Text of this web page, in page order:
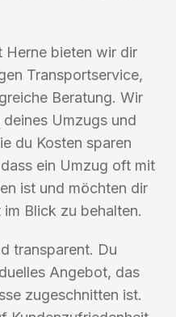
Herne bieten wir dir
Transportservice,
Beratung. Wir
Umzugs und
du Kosten sparen
ein Umzug oft mit
ist und möchten dir
Blick zu behalten.
transparent. Du
Angebot, das
zugeschnitten ist.